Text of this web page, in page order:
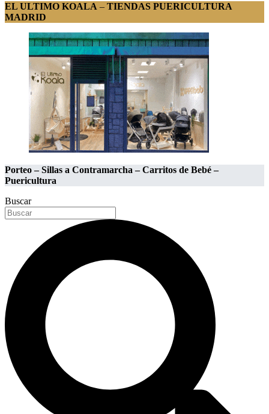
EL ULTIMO KOALA – TIENDAS PUERICULTURA
MADRID
Porteo – Sillas a Contramarcha – Carritos de Bebé –
Puericultura
Buscar